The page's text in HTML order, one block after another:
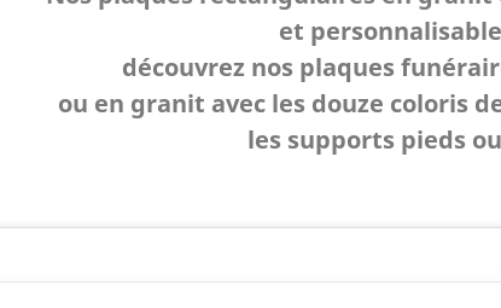
et
découvrez nos plaques
ou en granit avec les douze coloris
les supports pieds